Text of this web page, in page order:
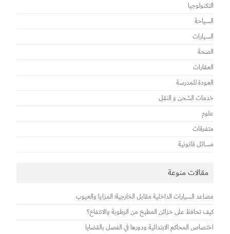
التكنولوجيا
السياحة
السيارات
الصحة
العقارات
العودة للمدرسة
خدمات الشحن و النقل
علوم
متفرقات
مسائل قانونية
مقالات منوعة
مصاعد السيارات الداخلية مقابل الخارجية: المزايا والعيوب
كيف تحافظ على خزائن المطبخ من الرطوبة والانتفاخ؟
اختصاص المحاكم الابتدائية ودورها في الفصل بالقضايا